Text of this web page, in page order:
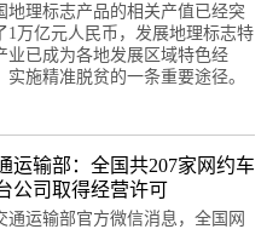
地理标志产品的相关产值已经突
1万亿元人民币，发展地理标志特
业已成为各地发展区域特色经
实施精准脱贫的一条重要途径。
运输部：全国共207家网约车
公司取得经营许可
通运输部官方微信消息，全国网